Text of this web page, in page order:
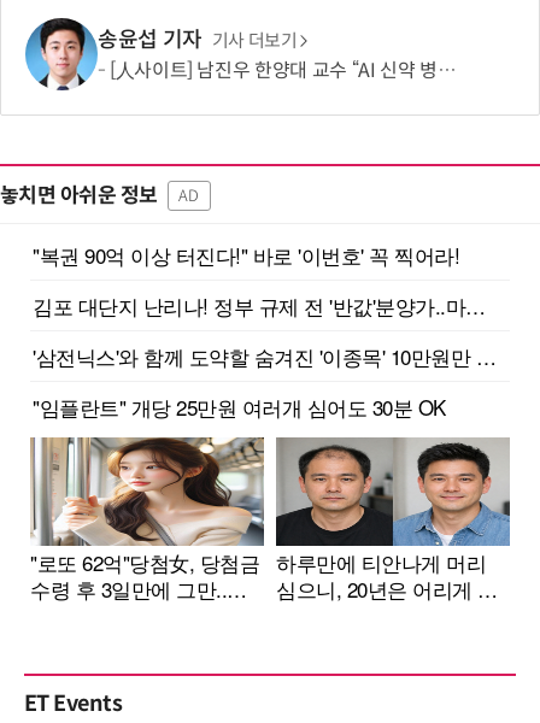
송윤섭 기자 기사 더보기
[人사이트] 남진우 한양대 교수 “AI 신약 병목, K-문샷으로 극복해 개발 속도 10배 향상”
놓치면 아쉬운 정보 AD
ET Events